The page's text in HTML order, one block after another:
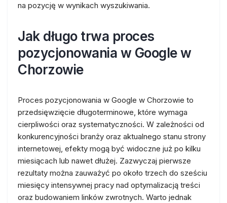
na pozycję w wynikach wyszukiwania.
Jak długo trwa proces
pozycjonowania w Google w
Chorzowie
Proces pozycjonowania w Google w Chorzowie to
przedsięwzięcie długoterminowe, które wymaga
cierpliwości oraz systematyczności. W zależności od
konkurencyjności branży oraz aktualnego stanu strony
internetowej, efekty mogą być widoczne już po kilku
miesiącach lub nawet dłużej. Zazwyczaj pierwsze
rezultaty można zauważyć po około trzech do sześciu
miesięcy intensywnej pracy nad optymalizacją treści
oraz budowaniem linków zwrotnych. Warto jednak